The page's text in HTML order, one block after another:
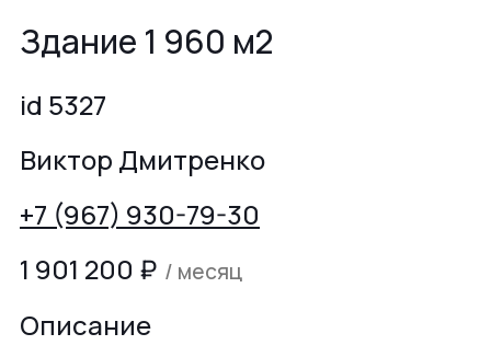
Здание 1 960 м2
id 5327
Виктор Дмитренко
+7 (967) 930-79-30
1 901 200 ₽ / месяц
Описание